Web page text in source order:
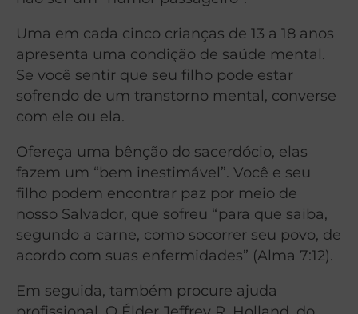
Uma em cada cinco crianças de 13 a 18 anos
apresenta uma condição de saúde mental.
Se você sentir que seu filho pode estar
sofrendo de um transtorno mental, converse
com ele ou ela.
Ofereça uma bênção do sacerdócio, elas
fazem um “bem inestimável”. Você e seu
filho podem encontrar paz por meio de
nosso Salvador, que sofreu “para que saiba,
segundo a carne, como socorrer seu povo, de
acordo com suas enfermidades” (Alma 7:12).
Em seguida, também procure ajuda